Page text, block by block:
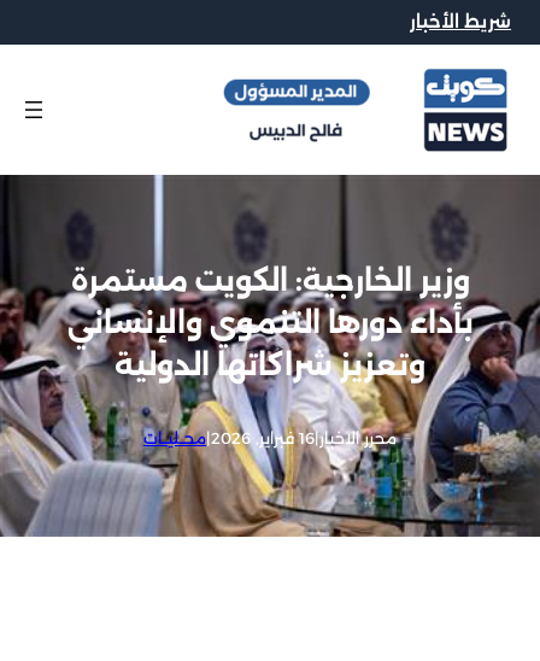
شريط الأخبار
وزير الخارجية: الكويت مستمرة
بأداء دورها التنموي والإنساني
وتعزيز شراكاتها الدولية
محرر الاخبار|16 فبراير, 2026 |محــليــات